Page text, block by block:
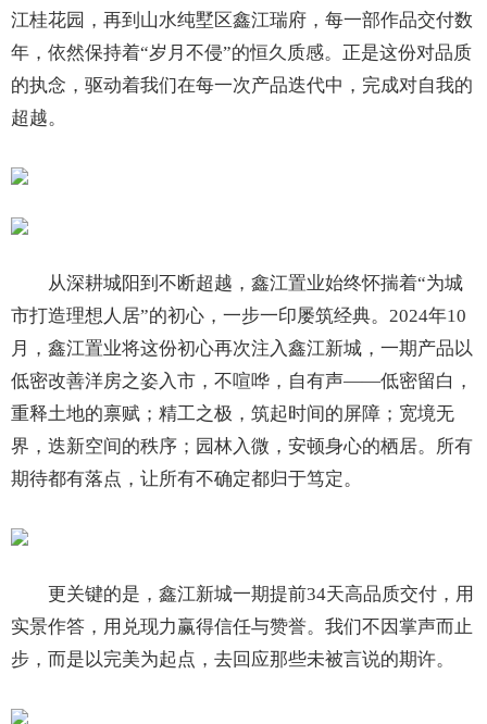
江桂花园，再到山水纯墅区鑫江瑞府，每一部作品交付数
年，依然保持着“岁月不侵”的恒久质感。正是这份对品质
的执念，驱动着我们在每一次产品迭代中，完成对自我的
超越。
从深耕城阳到不断超越，鑫江置业始终怀揣着“为城
市打造理想人居”的初心，一步一印屡筑经典。2024年10
月，鑫江置业将这份初心再次注入鑫江新城，一期产品以
低密改善洋房之姿入市，不喧哗，自有声——低密留白，
重释土地的禀赋；精工之极，筑起时间的屏障；宽境无
界，迭新空间的秩序；园林入微，安顿身心的栖居。所有
期待都有落点，让所有不确定都归于笃定。
更关键的是，鑫江新城一期提前34天高品质交付，用
实景作答，用兑现力赢得信任与赞誉。我们不因掌声而止
步，而是以完美为起点，去回应那些未被言说的期许。